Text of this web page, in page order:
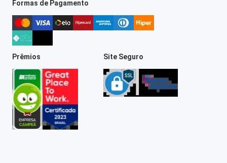
Formas de Pagamento
Prêmios Site Seguro